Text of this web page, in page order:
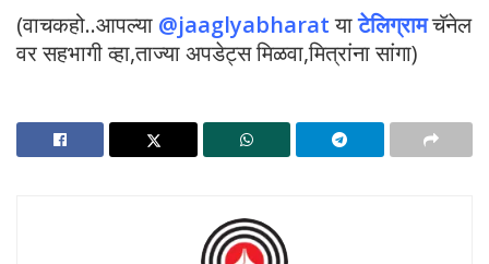
(वाचकहो..आपल्या @jaaglyabharat याटेलिग्रामचॅनेल
वर सहभागी व्हा,ताज्या अपडेट्स मिळवा,मित्रांना सांगा)